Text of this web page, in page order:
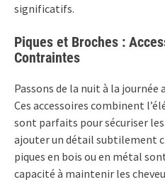
significatifs.
Piques et Broches :
Contraintes
Passons de la nuit à la journée
Ces accessoires combinent
sont parfaits pour sécuriser
ajouter un détail subtilement
piques en bois ou en métal
capacité à maintenir les